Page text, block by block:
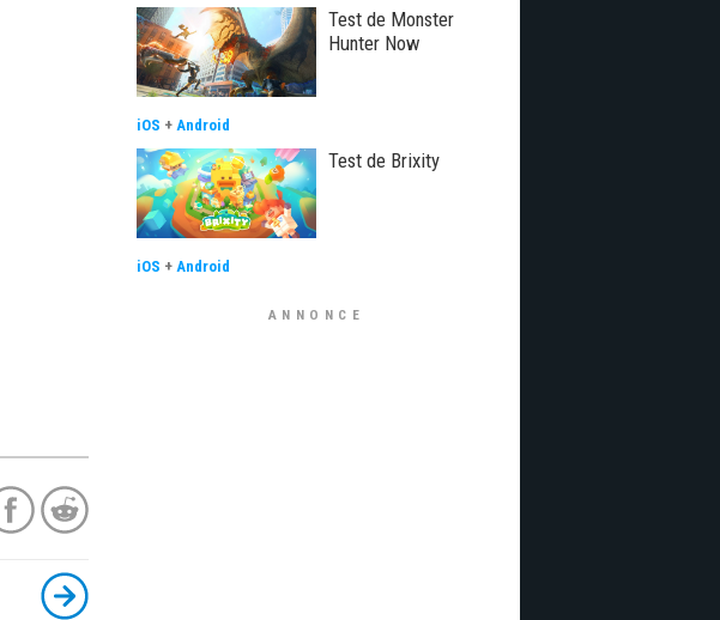
Test de Monster
Hunter Now
iOS + Android
Test de Brixity
iOS + Android
ANNONCE